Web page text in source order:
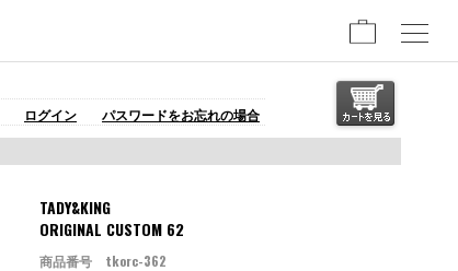
ログイン パスワードをお忘れの場合
TADY&KING
ORIGINAL CUSTOM 62
商品番号 tkorc-362